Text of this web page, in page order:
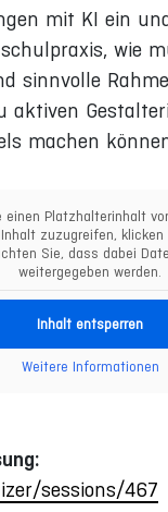
mit KI ein
wie
sinnvolle
aktiven
machen
einen Platzhalterinhalt
zuzugreifen,
Sie, dass dabei
weitergegeben werden.
Inhalt entsperren
Weitere Informationen
sessions/467